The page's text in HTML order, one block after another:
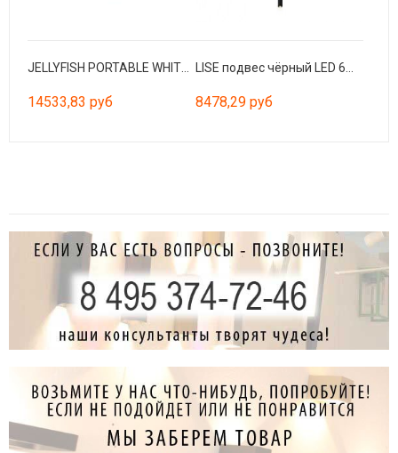
JELLYFISH PORTABLE WHITE 3W 2700K
14533,83 руб
LISE подвес чёрный LED 6W 2700K
8478,29 руб